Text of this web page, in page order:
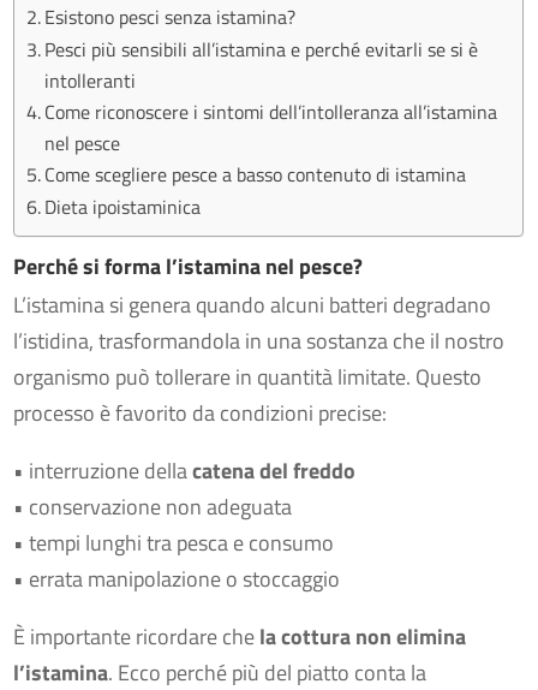
Esistono pesci senza istamina?
Pesci più sensibili all’istamina e perché evitarli se si è
intolleranti
Come riconoscere i sintomi dell’intolleranza all’istamina
nel pesce
Come scegliere pesce a basso contenuto di istamina
Dieta ipoistaminica
Perché si forma l’istamina nel pesce?
L’istamina si genera quando alcuni batteri degradano
l’istidina, trasformandola in una sostanza che il nostro
organismo può tollerare in quantità limitate. Questo
processo è favorito da condizioni precise:
• interruzione dellacatena del freddo
• conservazione non adeguata
• tempi lunghi tra pesca e consumo
• errata manipolazione o stoccaggio
È importante ricordare chela cottura non elimina
l’istamina. Ecco perché più del piatto conta la